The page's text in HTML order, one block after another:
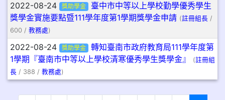
2022-08-24 獎助學金
臺中市中等以上學校勤學優秀學生
獎學金實施要點暨111學年度第1學期獎學金申請 (註冊組長 /
600 / 教務處)
2022-08-24 獎助學金
轉知臺南市政府教育局111學年度第
1學期『臺南市中等以上學校清寒優秀學生獎學金』
(註冊組
長 / 388 / 教務處)